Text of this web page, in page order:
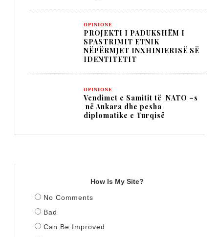
OPINIONE
PROJEKTI I PADUKSHËM I
SPASTRIMIT ETNIK
NËPËRMJET INXHINIERISË SË
IDENTITETIT
OPINIONE
Vendimet e Samitit të NATO –s
në Ankara dhe pesha
diplomatike e Turqisë
How Is My Site?
No Comments
Bad
Can Be Improved